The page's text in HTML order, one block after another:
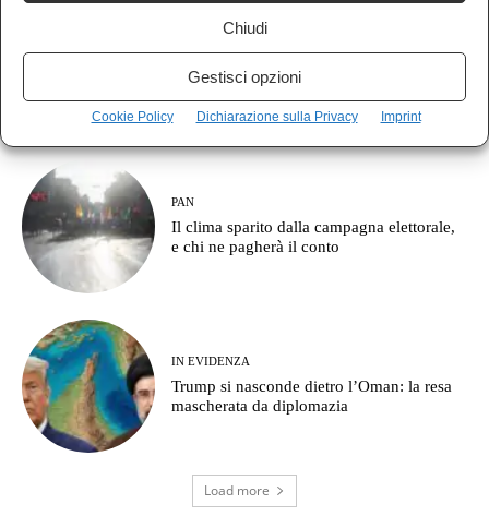
Chiudi
Gestisci opzioni
Cookie Policy Dichiarazione sulla Privacy Imprint
La NATO sunnita è nata alla Mecca e
l’Europa continua a parlare di corridoi
commerciali
PAN
Il clima sparito dalla campagna elettorale,
e chi ne pagherà il conto
IN EVIDENZA
Trump si nasconde dietro l’Oman: la resa
mascherata da diplomazia
Load more